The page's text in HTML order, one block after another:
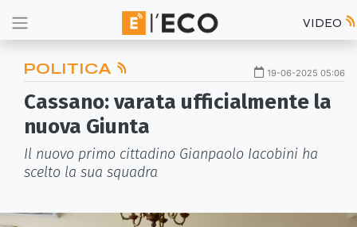
VIDEO
POLITICA 19-06-2025 05:06
Cassano: varata ufficialmente la
nuova Giunta
Il nuovo primo cittadino Gianpaolo Iacobini ha
scelto la sua squadra